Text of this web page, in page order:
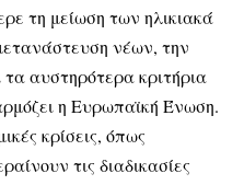
τη μείωση των ηλικιακά
νέων, την
αυστηρότερα κριτήρια
η Ευρωπαϊκή Ένωση.
κρίσεις, όπως
τις διαδικασίες